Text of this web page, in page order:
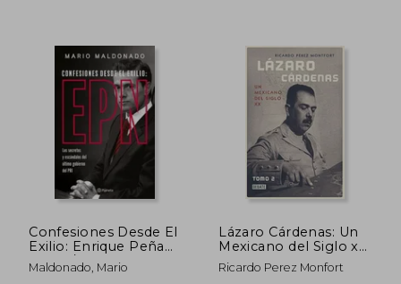
₡ 14.254
Confesiones Desde El
Exilio: Enrique Peña
Nieto / Confessions
from Exile: Enrique
Maldonado, Mario
Lázaro Cárdenas: Un
Mexicano del Siglo xx
(Tomo 2)
Ricardo Perez Monfort